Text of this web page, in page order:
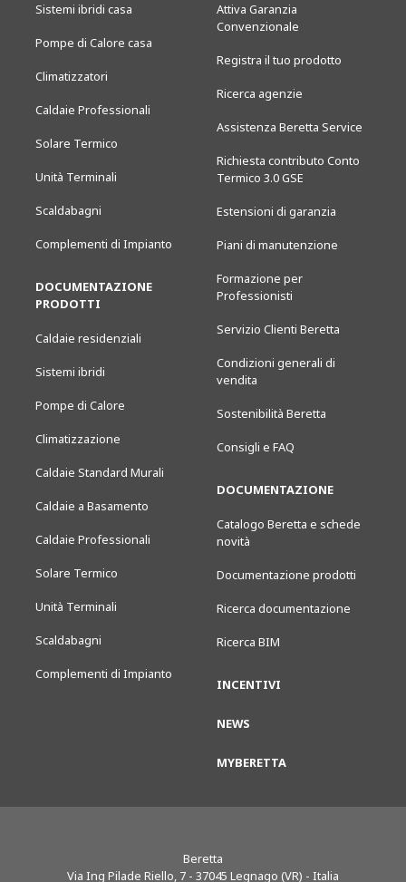
Sistemi ibridi casa
Pompe di Calore casa
Climatizzatori
Caldaie Professionali
Solare Termico
Unità Terminali
Scaldabagni
Complementi di Impianto
DOCUMENTAZIONE
PRODOTTI
Caldaie residenziali
Sistemi ibridi
Pompe di Calore
Climatizzazione
Caldaie Standard Murali
Caldaie a Basamento
Caldaie Professionali
Solare Termico
Unità Terminali
Scaldabagni
Complementi di Impianto
Attiva Garanzia
Convenzionale
Registra il tuo prodotto
Ricerca agenzie
Assistenza Beretta Service
Richiesta contributo Conto
Termico 3.0 GSE
Estensioni di garanzia
Piani di manutenzione
Formazione per
Professionisti
Servizio Clienti Beretta
Condizioni generali di
vendita
Sostenibilità Beretta
Consigli e FAQ
DOCUMENTAZIONE
Catalogo Beretta e schede
novità
Documentazione prodotti
Ricerca documentazione
Ricerca BIM
INCENTIVI
NEWS
MYBERETTA
Beretta
Via Ing Pilade Riello, 7 - 37045 Legnago (VR) - Italia